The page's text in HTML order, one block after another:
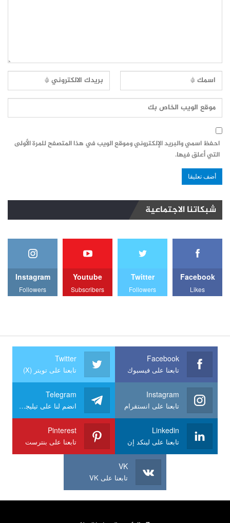
احفظ اسمي والبريد الإلكتروني وموقع الويب في هذا المتصفح للمرة الأولى
التي أعلق فيها.
شبكاتنا الاجتماعية
Facebook
Likes
Twitter
Followers
Youtube
Subscribers
Instagram
Followers
Facebook
تابعنا على فيسبوك
Twitter
تابعنا على تويتر (X)
Instagram
تابعنا على انستقرام
Telegram
انضم لنا على تيليجرام
Linkedin
تابعنا على لينكد إن
Pinterest
تابعنا على بنترست
VK
تابعنا على VK